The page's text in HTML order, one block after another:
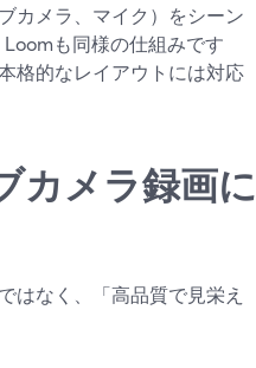
カメラ、マイク）をシーン
も同様の仕組みです
格的なレイアウトには対応
カメラ録画に
はなく、「高品質で見栄え